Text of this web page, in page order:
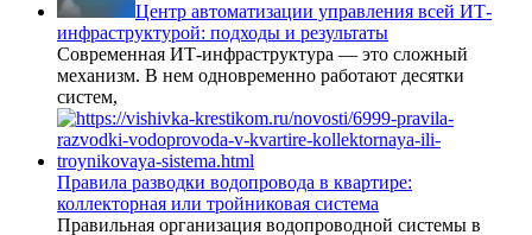
Центр автоматизации управления всей ИТ-
инфраструктурой: подходы и результаты
Современная ИТ-инфраструктура — это сложный
механизм. В нем одновременно работают десятки
систем,
Правила разводки водопровода в квартире:
коллекторная или тройниковая система
Правильная организация водопроводной системы в